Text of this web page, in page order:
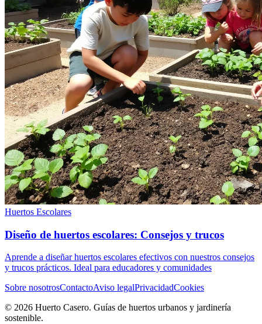
Huertos Escolares
Diseño de huertos escolares: Consejos y trucos
Aprende a diseñar huertos escolares efectivos con nuestros consejos
y trucos prácticos. Ideal para educadores y comunidades
Sobre nosotrosContactoAviso legalPrivacidadCookies
© 2026 Huerto Casero. Guías de huertos urbanos y jardinería
sostenible.